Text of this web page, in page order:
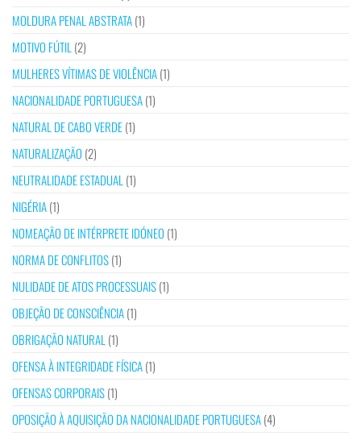
MOLDURA PENAL ABSTRATA(1)
MOTIVO FÚTIL (2)
MULHERES VÍTIMAS DE VIOLÊNCIA(1)
NACIONALIDADE PORTUGUESA(1)
NATURAL DE CABO VERDE(1)
NATURALIZAÇÃO (2)
NEUTRALIDADE ESTADUAL (1)
NIGÉRIA(1)
NOMEAÇÃO DE INTÉRPRETE IDÓNEO (1)
NORMA DE CONFLITOS(1)
NULIDADE DE ATOS PROCESSUAIS(1)
OBJEÇÃO DE CONSCIÊNCIA(1)
OBRIGAÇÃO NATURAL (1)
OFENSA À INTEGRIDADE FÍSICA(1)
OFENSAS CORPORAIS(1)
OPOSIÇÃO À AQUISIÇÃO DA NACIONALIDADE PORTUGUESA(4)